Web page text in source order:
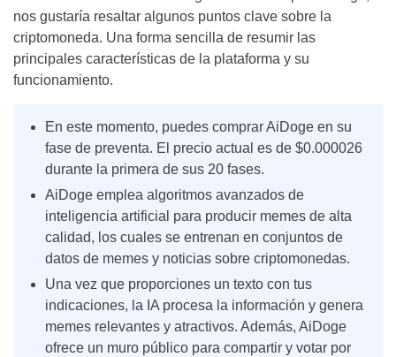
nos gustaría resaltar algunos puntos clave sobre la
criptomoneda. Una forma sencilla de resumir las
principales características de la plataforma y su
funcionamiento.
En este momento, puedes comprar AiDoge en su
fase de preventa. El precio actual es de $0.000026
durante la primera de sus 20 fases.
AiDoge emplea algoritmos avanzados de
inteligencia artificial para producir memes de alta
calidad, los cuales se entrenan en conjuntos de
datos de memes y noticias sobre criptomonedas.
Una vez que proporciones un texto con tus
indicaciones, la IA procesa la información y genera
memes relevantes y atractivos. Además, AiDoge
ofrece un muro público para compartir y votar por